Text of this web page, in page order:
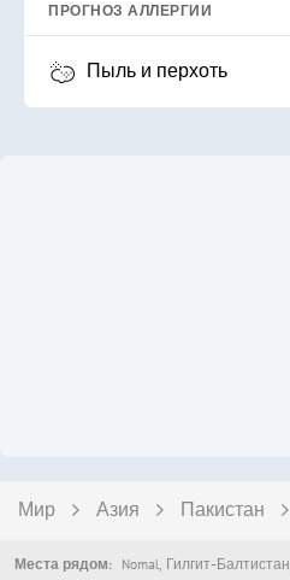
ПРОГНОЗ АЛЛЕРГИИ
Пыль и перхоть
Мир Азия Пакистан
Места рядом: Nomal, Гилгит-Балтистан